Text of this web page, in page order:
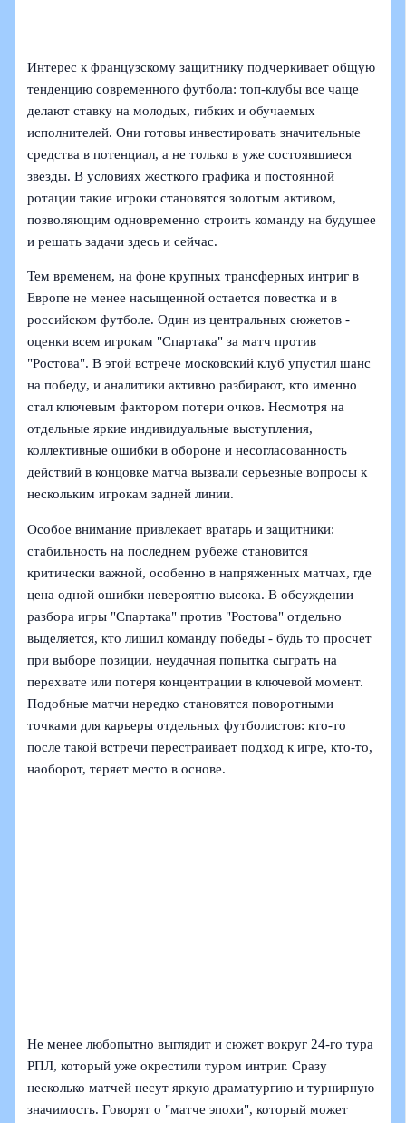
Интерес к французскому защитнику подчеркивает общую
тенденцию современного футбола: топ-клубы все чаще
делают ставку на молодых, гибких и обучаемых
исполнителей. Они готовы инвестировать значительные
средства в потенциал, а не только в уже состоявшиеся
звезды. В условиях жесткого графика и постоянной
ротации такие игроки становятся золотым активом,
позволяющим одновременно строить команду на будущее
и решать задачи здесь и сейчас.
Тем временем, на фоне крупных трансферных интриг в
Европе не менее насыщенной остается повестка и в
российском футболе. Один из центральных сюжетов -
оценки всем игрокам "Спартака" за матч против
"Ростова". В этой встрече московский клуб упустил шанс
на победу, и аналитики активно разбирают, кто именно
стал ключевым фактором потери очков. Несмотря на
отдельные яркие индивидуальные выступления,
коллективные ошибки в обороне и несогласованность
действий в концовке матча вызвали серьезные вопросы к
нескольким игрокам задней линии.
Особое внимание привлекает вратарь и защитники:
стабильность на последнем рубеже становится
критически важной, особенно в напряженных матчах, где
цена одной ошибки невероятно высока. В обсуждении
разбора игры "Спартака" против "Ростова" отдельно
выделяется, кто лишил команду победы - будь то просчет
при выборе позиции, неудачная попытка сыграть на
перехвате или потеря концентрации в ключевой момент.
Подобные матчи нередко становятся поворотными
точками для карьеры отдельных футболистов: кто-то
после такой встречи перестраивает подход к игре, кто-то,
наоборот, теряет место в основе.
Не менее любопытно выглядит и сюжет вокруг 24-го тура
РПЛ, который уже окрестили туром интриг. Сразу
несколько матчей несут яркую драматургию и турнирную
значимость. Говорят о "матче эпохи", который может